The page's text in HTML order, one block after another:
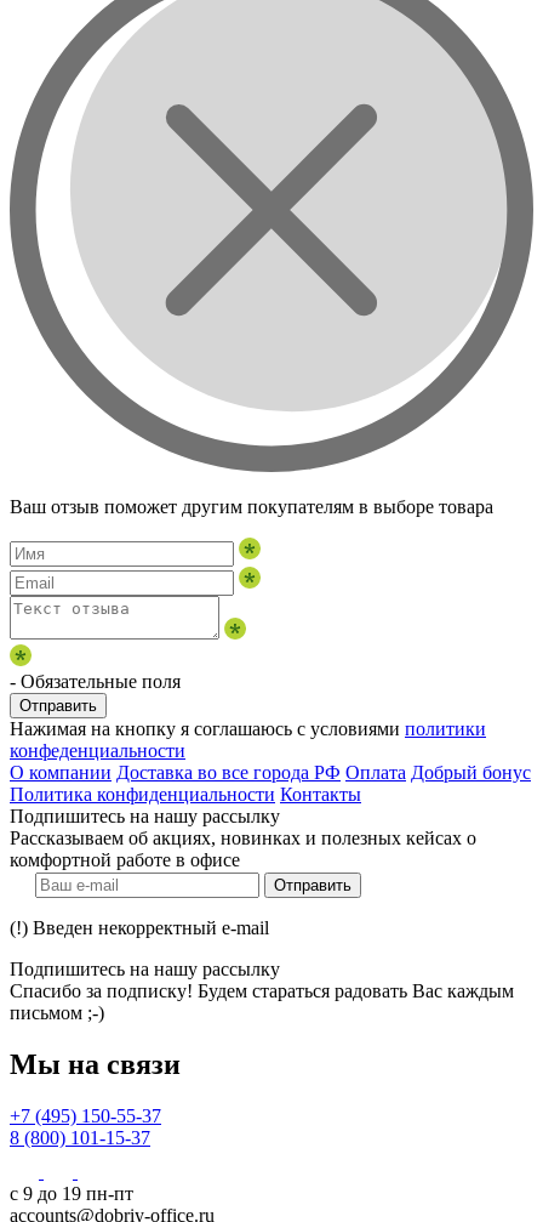
Ваш отзыв поможет другим покупателям в выборе товара
- Обязательные поля
Отправить
Нажимая на кнопку я соглашаюсь с условиями политики
конфеденциальности
О компании Доставка во все города РФ Оплата Добрый бонус
Политика конфиденциальности Контакты
Подпишитесь на нашу рассылку
Рассказываем об акциях, новинках и полезных кейсах о
комфортной работе в офисе
Отправить
(!) Введен некорректный e-mail
Подпишитесь на нашу рассылку
Спасибо за подписку! Будем стараться радовать Вас каждым
письмом ;-)
Мы на связи
+7 (495) 150-55-37
8 (800) 101-15-37
с 9 до 19 пн-пт
accounts@dobriy-office.ru